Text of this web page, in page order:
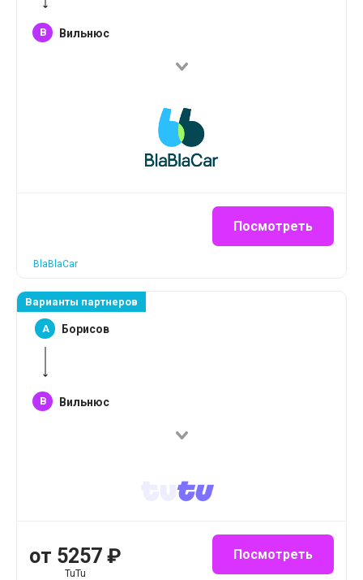
B Вильнюс
Посмотреть
BlaBlaCar
Варианты партнеров
A Борисов
B Вильнюс
от 5257 ₽
TuTu
Посмотреть